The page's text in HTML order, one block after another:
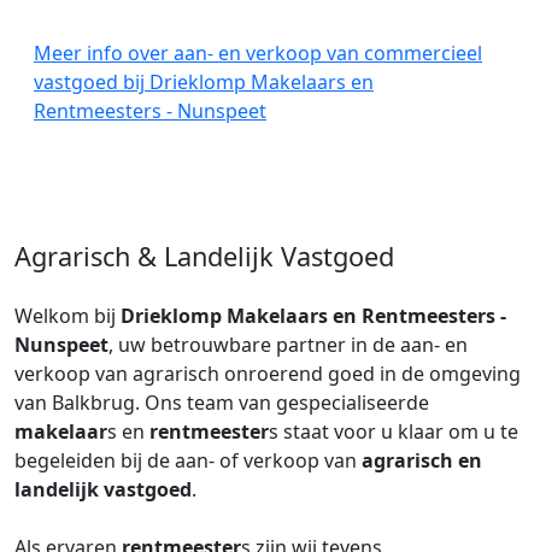
Meer info over aan- en verkoop van commercieel
vastgoed bij Drieklomp Makelaars en
Rentmeesters - Nunspeet
Agrarisch & Landelijk Vastgoed
Welkom bij Drieklomp Makelaars en Rentmeesters -
Nunspeet, uw betrouwbare partner in de aan- en
verkoop van agrarisch onroerend goed in de omgeving
van Balkbrug. Ons team van gespecialiseerde
makelaars en rentmeesters staat voor u klaar om u te
begeleiden bij de aan- of verkoop van agrarisch en
landelijk vastgoed.